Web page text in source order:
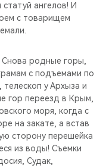
ангелов! И
с товарищем
родные горы,
с подъемами по
у Архыза и
гор переезд в Крым,
моря, когда с
на закате, а встав
сторону перешейка
из воды! Съемки
Судак,